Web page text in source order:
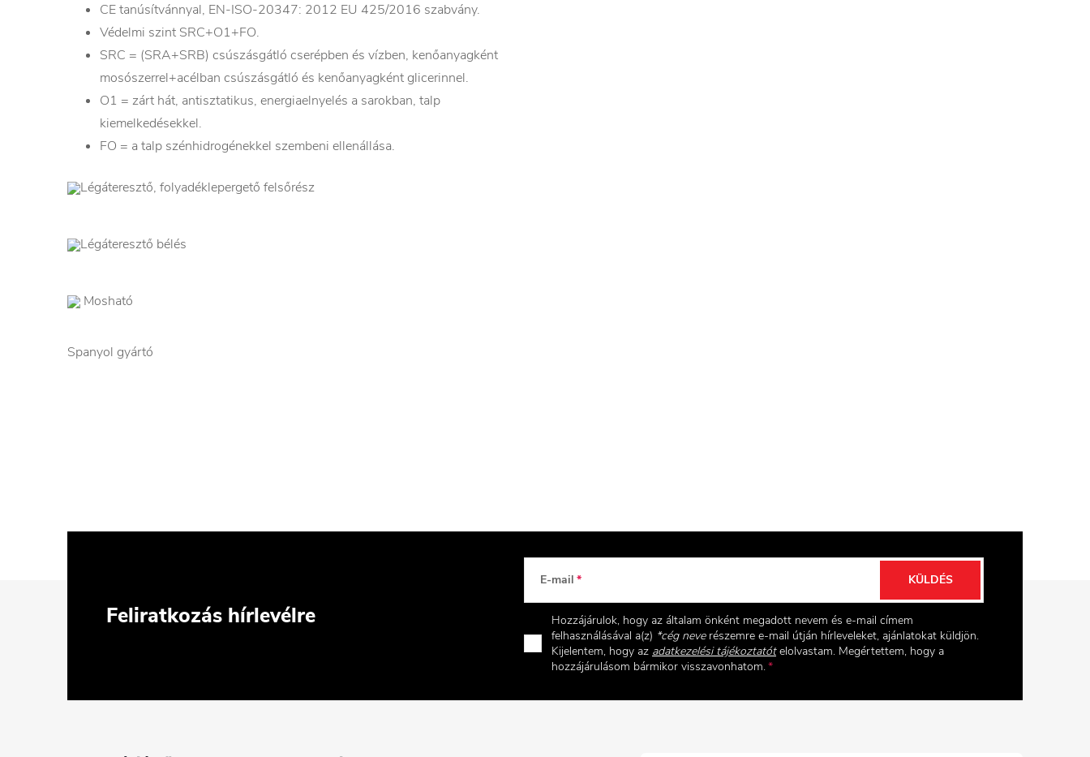
CE tanúsítvánnyal, EN-ISO-20347: 2012 EU 425/2016 szabvány.
Védelmi szint SRC+O1+FO.
SRC = (SRA+SRB) csúszásgátló cserépben és vízben, kenőanyagként
mosószerrel+acélban csúszásgátló és kenőanyagként glicerinnel.
O1 = zárt hát, antisztatikus, energiaelnyelés a sarokban, talp
kiemelkedésekkel.
FO = a talp szénhidrogénekkel szembeni ellenállása.
Légáteresztő, folyadéklepergető felsőrész
Légáteresztő bélés
Mosható
Spanyol gyártó
Feliratkozás hírlevélre
E-mail
Hozzájárulok, hogy az általam önként megadott nevem és e-mail címem
felhasználásával a(z) *cég neverészemre e-mail útján hírleveleket, ajánlatokat küldjön.
Kijelentem, hogy az adatkezelési tájékoztatót elolvastam. Megértettem, hogy a
hozzájárulásom bármikor visszavonhatom.
KÜLDÉS